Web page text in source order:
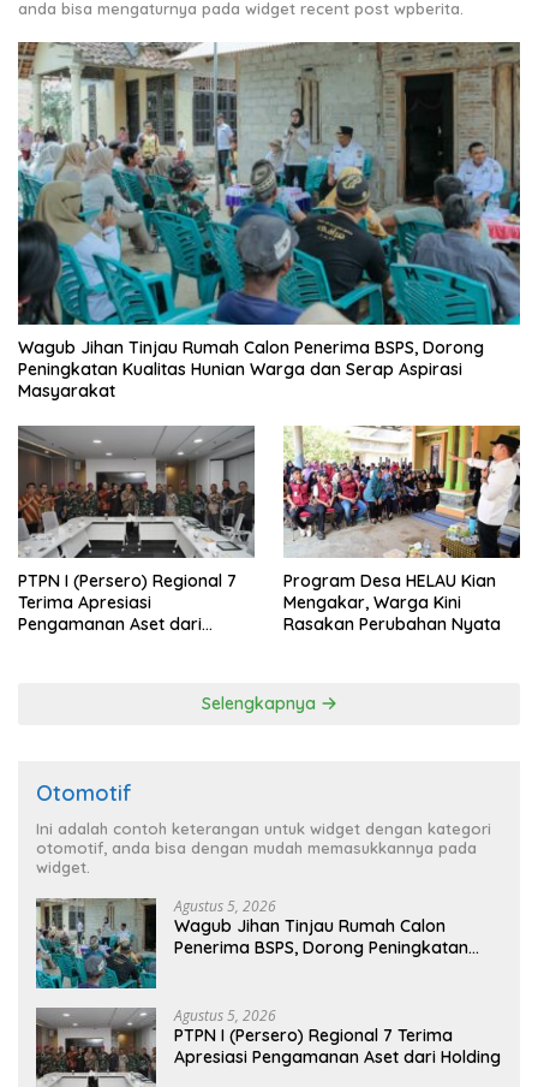
anda bisa mengaturnya pada widget recent post wpberita.
Wagub Jihan Tinjau Rumah Calon Penerima BSPS, Dorong
Peningkatan Kualitas Hunian Warga dan Serap Aspirasi
Masyarakat
PTPN I (Persero) Regional 7
Terima Apresiasi
Pengamanan Aset dari
Program Desa HELAU Kian
Mengakar, Warga Kini
Rasakan Perubahan Nyata
Selengkapnya
Otomotif
Ini adalah contoh keterangan untuk widget dengan kategori
otomotif, anda bisa dengan mudah memasukkannya pada
widget.
Agustus 5, 2026
Wagub Jihan Tinjau Rumah Calon
Penerima BSPS, Dorong Peningkatan
Agustus 5, 2026
PTPN I (Persero) Regional 7 Terima
Apresiasi Pengamanan Aset dari Holding